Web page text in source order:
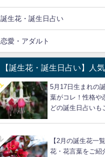
誕生花・誕生日占い
恋愛・アダルト
【誕生花・誕生日占い】人
5月17日生まれの
葉がコレ！性格や
どの誕生日占いも
【2月の誕生花一
花・花言葉をご紹